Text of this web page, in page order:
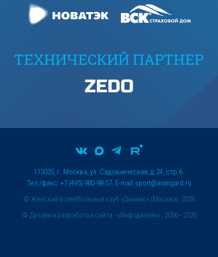
ТЕХНИЧЕСКИЙ ПАРТНЕР
© Женский волейбольный клуб «Динамо» (Москва), 2026
115035, г. Москва, ул. Садовническая, д.24, стр.6.
Тел./факс: +7 (495) 980-98-57. E-mail: sport@avangard.ru
© Дизайн и разработка сайта - «Инфодизайн» , 2006—2026